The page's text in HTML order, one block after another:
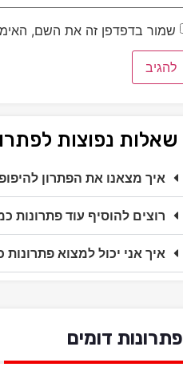
שמור בדפדפן זה את השם,
שאלות נפוצות
איך מצאנו את הפתרון
רוצים להוסיף עוד פתרונות
איך אני יכול למצוא
פתרונות דומים